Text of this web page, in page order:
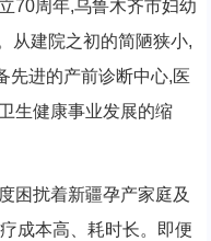
周年,乌鲁木齐市妇幼
从建院之初的简陋狭小,
先进的产前诊断中心,医
生健康事业发展的缩
扰着新疆孕产家庭及
成本高、耗时长。即便